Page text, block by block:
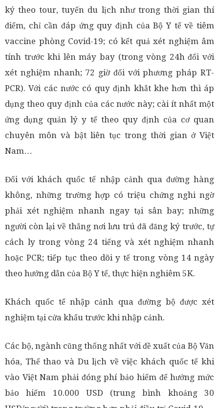
ký theo tour, tuyến du lịch như trong thời gian thí
điểm, chỉ cần đáp ứng quy định của Bộ Y tế về tiêm
vaccine phòng Covid-19; có kết quả xét nghiệm âm
tính trước khi lên máy bay (trong vòng 24h đối với
xét nghiệm nhanh; 72 giờ đối với phương pháp RT-
PCR). Với các nước có quy định khắt khe hơn thì áp
dụng theo quy định của các nước này; cài ít nhất một
ứng dụng quản lý y tế theo quy định của cơ quan
chuyên môn và bật liên tục trong thời gian ở Việt
Nam…
Đối với khách quốc tế nhập cảnh qua đường hàng
không, những trường hợp có triệu chứng nghi ngờ
phải xét nghiệm nhanh ngay tại sân bay; những
người còn lại về thẳng nơi lưu trú đã đăng ký trước, tự
cách ly trong vòng 24 tiếng và xét nghiệm nhanh
hoặc PCR; tiếp tục theo dõi y tế trong vòng 14 ngày
theo hướng dẫn của Bộ Y tế, thực hiện nghiêm 5K.
Khách quốc tế nhập cảnh qua đường bộ được xét
nghiệm tại cửa khẩu trước khi nhập cảnh.
Các bộ, ngành cũng thống nhất với đề xuất của Bộ Văn
hóa, Thể thao và Du lịch về việc khách quốc tế khi
vào Việt Nam phải đóng phí bảo hiểm để hưởng mức
bảo hiểm 10.000 USD (trung bình khoảng 30